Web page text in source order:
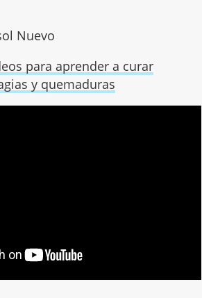
Nuevo
para aprender a curar
y quemaduras